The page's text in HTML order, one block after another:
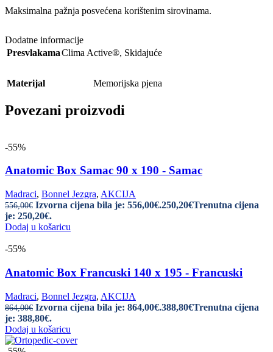
Maksimalna pažnja posvećena korištenim sirovinama.
Dodatne informacije
PresvlakamaClima Active®, Skidajuće
Materijal Memorijska pjena
Povezani proizvodi
-55%
Anatomic Box Samac 90 x 190 - Samac
Madraci, Bonnel Jezgra, AKCIJA
556,00€ Izvorna cijena bila je: 556,00€.250,20€Trenutna cijena
je: 250,20€.
Dodaj u košaricu
-55%
Anatomic Box Francuski 140 x 195 - Francuski
Madraci, Bonnel Jezgra, AKCIJA
864,00€ Izvorna cijena bila je: 864,00€.388,80€Trenutna cijena
je: 388,80€.
Dodaj u košaricu